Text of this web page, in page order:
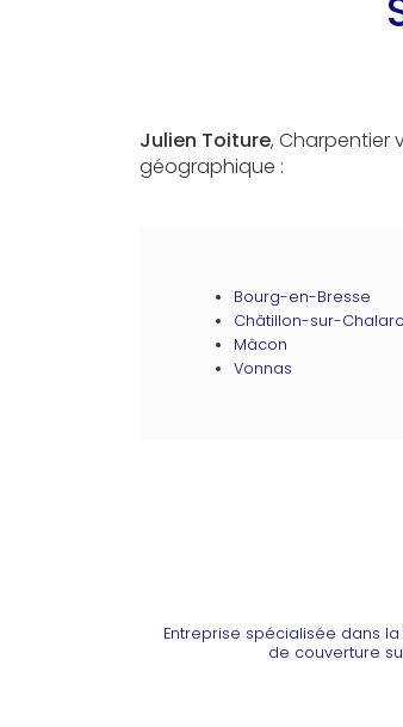
Julien Toiture, Charpentier
géographique :
Bourg-en-Bresse
Châtillon-sur-
Mâcon
Vonnas
Entreprise spécialisée dans
de couverture